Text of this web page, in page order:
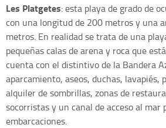
Les Platgetes: esta playa de grado de
con una longitud de 200 metros y una
metros. En realidad se trata de una
pequeñas calas de arena y roca que
cuenta con el distintivo de la Bandera
aparcamiento, aseos, duchas, lavapiés,
alquiler de sombrillas, zonas de
socorristas y un canal de acceso al mar
embarcaciones.